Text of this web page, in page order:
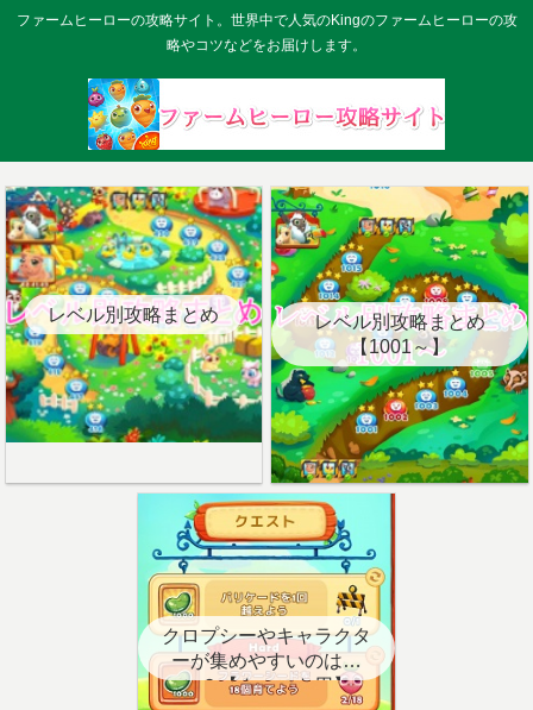
ファームヒーローの攻略サイト。世界中で人気のKingのファームヒーローの攻
略やコツなどをお届けします。
レベル別攻略まとめ
レベル別攻略まとめ
【1001～】
クロプシーやキャラクタ
ーが集めやすいのはど
こ？【クエスト用】